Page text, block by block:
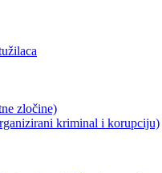
zločine)
kriminal i korupciju)